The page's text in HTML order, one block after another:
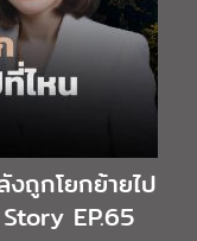
งถูกโยกย้ายไป
EP.65